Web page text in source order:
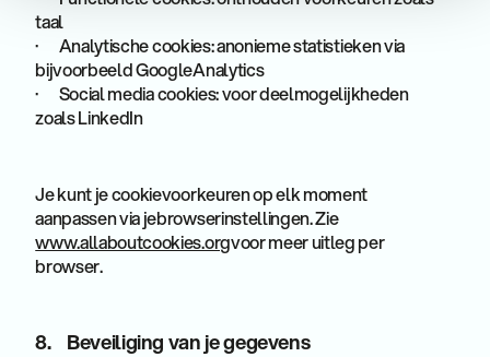
taal
· Analytische cookies: anonieme statistieken via
bijvoorbeeld GoogleAnalytics
· Social media cookies: voor deelmogelijkheden
zoals LinkedIn
Je kunt je cookievoorkeuren op elk moment
aanpassen via jebrowserinstellingen. Zie
www.allaboutcookies.orgvoor meer uitleg per
browser.
8. Beveiliging van je gegevens